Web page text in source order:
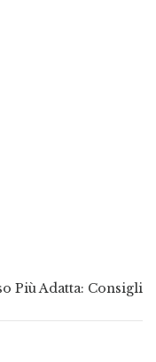
Più Adatta: Consigli